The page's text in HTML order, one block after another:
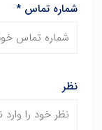
شماره تماس*
نظر